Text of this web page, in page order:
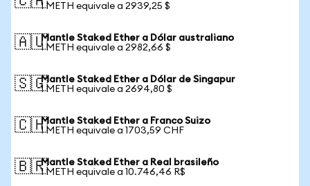
1 METH equivale a 2939,25 $
🇦🇺Mantle Staked Ether a Dólar australiano
1 METH equivale a 2982,66 $
🇸🇬Mantle Staked Ether a Dólar de Singapur
1 METH equivale a 2694,80 $
🇨🇭Mantle Staked Ether a Franco Suizo
1 METH equivale a 1703,59 CHF
🇧🇷Mantle Staked Ether a Real brasileño
1 METH equivale a 10.746,46 R$